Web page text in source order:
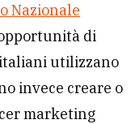
Nazionale
di
utilizzano
invece creare o
marketing